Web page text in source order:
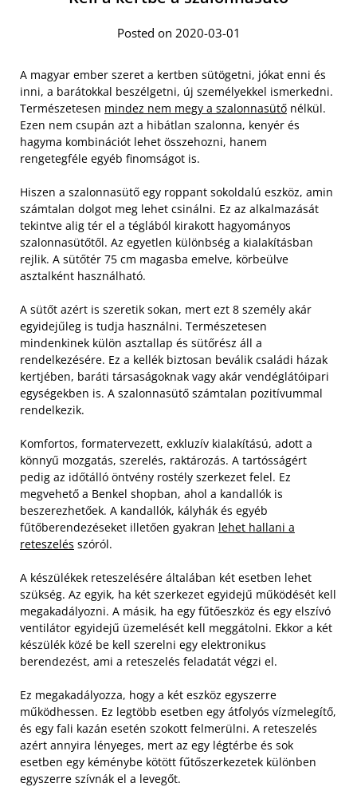
Posted on 2020-03-01
A magyar ember szeret a kertben sütögetni, jókat enni és
inni, a barátokkal beszélgetni, új személyekkel ismerkedni.
Természetesen mindez nem megy a szalonnasütő nélkül.
Ezen nem csupán azt a hibátlan szalonna, kenyér és
hagyma kombinációt lehet összehozni, hanem
rengetegféle egyéb finomságot is.
Hiszen a szalonnasütő egy roppant sokoldalú eszköz, amin
számtalan dolgot meg lehet csinálni. Ez az alkalmazását
tekintve alig tér el a téglából kirakott hagyományos
szalonnasütőtől. Az egyetlen különbség a kialakításban
rejlik. A sütőtér 75 cm magasba emelve, körbeülve
asztalként használható.
A sütőt azért is szeretik sokan, mert ezt 8 személy akár
egyidejűleg is tudja használni. Természetesen
mindenkinek külön asztallap és sütőrész áll a
rendelkezésére. Ez a kellék biztosan beválik családi házak
kertjében, baráti társaságoknak vagy akár vendéglátóipari
egységekben is. A szalonnasütő számtalan pozitívummal
rendelkezik.
Komfortos, formatervezett, exkluzív kialakítású, adott a
könnyű mozgatás, szerelés, raktározás. A tartósságért
pedig az időtálló öntvény rostély szerkezet felel. Ez
megvehető a Benkel shopban, ahol a kandallók is
beszerezhetőek. A kandallók, kályhák és egyéb
fűtőberendezéseket illetően gyakran lehet hallani a
reteszelés szóról.
A készülékek reteszelésére általában két esetben lehet
szükség. Az egyik, ha két szerkezet egyidejű működését kell
megakadályozni. A másik, ha egy fűtőeszköz és egy elszívó
ventilátor egyidejű üzemelését kell meggátolni. Ekkor a két
készülék közé be kell szerelni egy elektronikus
berendezést, ami a reteszelés feladatát végzi el.
Ez megakadályozza, hogy a két eszköz egyszerre
működhessen. Ez legtöbb esetben egy átfolyós vízmelegítő,
és egy fali kazán esetén szokott felmerülni. A reteszelés
azért annyira lényeges, mert az egy légtérbe és sok
esetben egy kéménybe kötött fűtőszerkezetek különben
egyszerre szívnák el a levegőt.